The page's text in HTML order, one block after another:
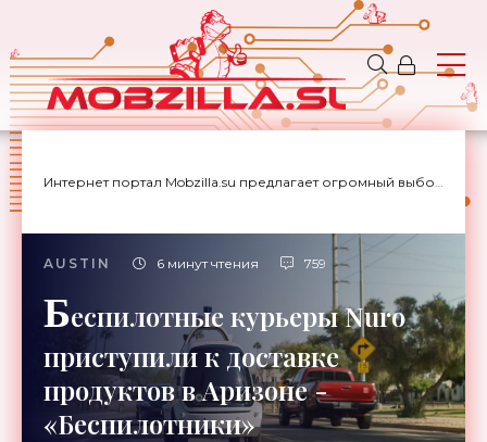
Интернет портал Mobzilla.su предлагает огромный выбор новостей с доставкой на дом.
AUSTIN 6 минут чтения 759
Беспилотные курьеры Nuro
приступили к доставке
продуктов в Аризоне -
«Беспилотники»